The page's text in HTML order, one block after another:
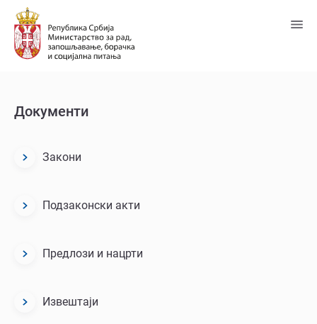
Пређи
главни
садржај
Документи
Dokumenti
Закони
Подзаконски акти
Предлози и нацрти
Извештаји